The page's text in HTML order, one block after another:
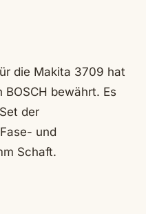
die Makita 3709 hat
bewährt. Es
der
und
Schaft.